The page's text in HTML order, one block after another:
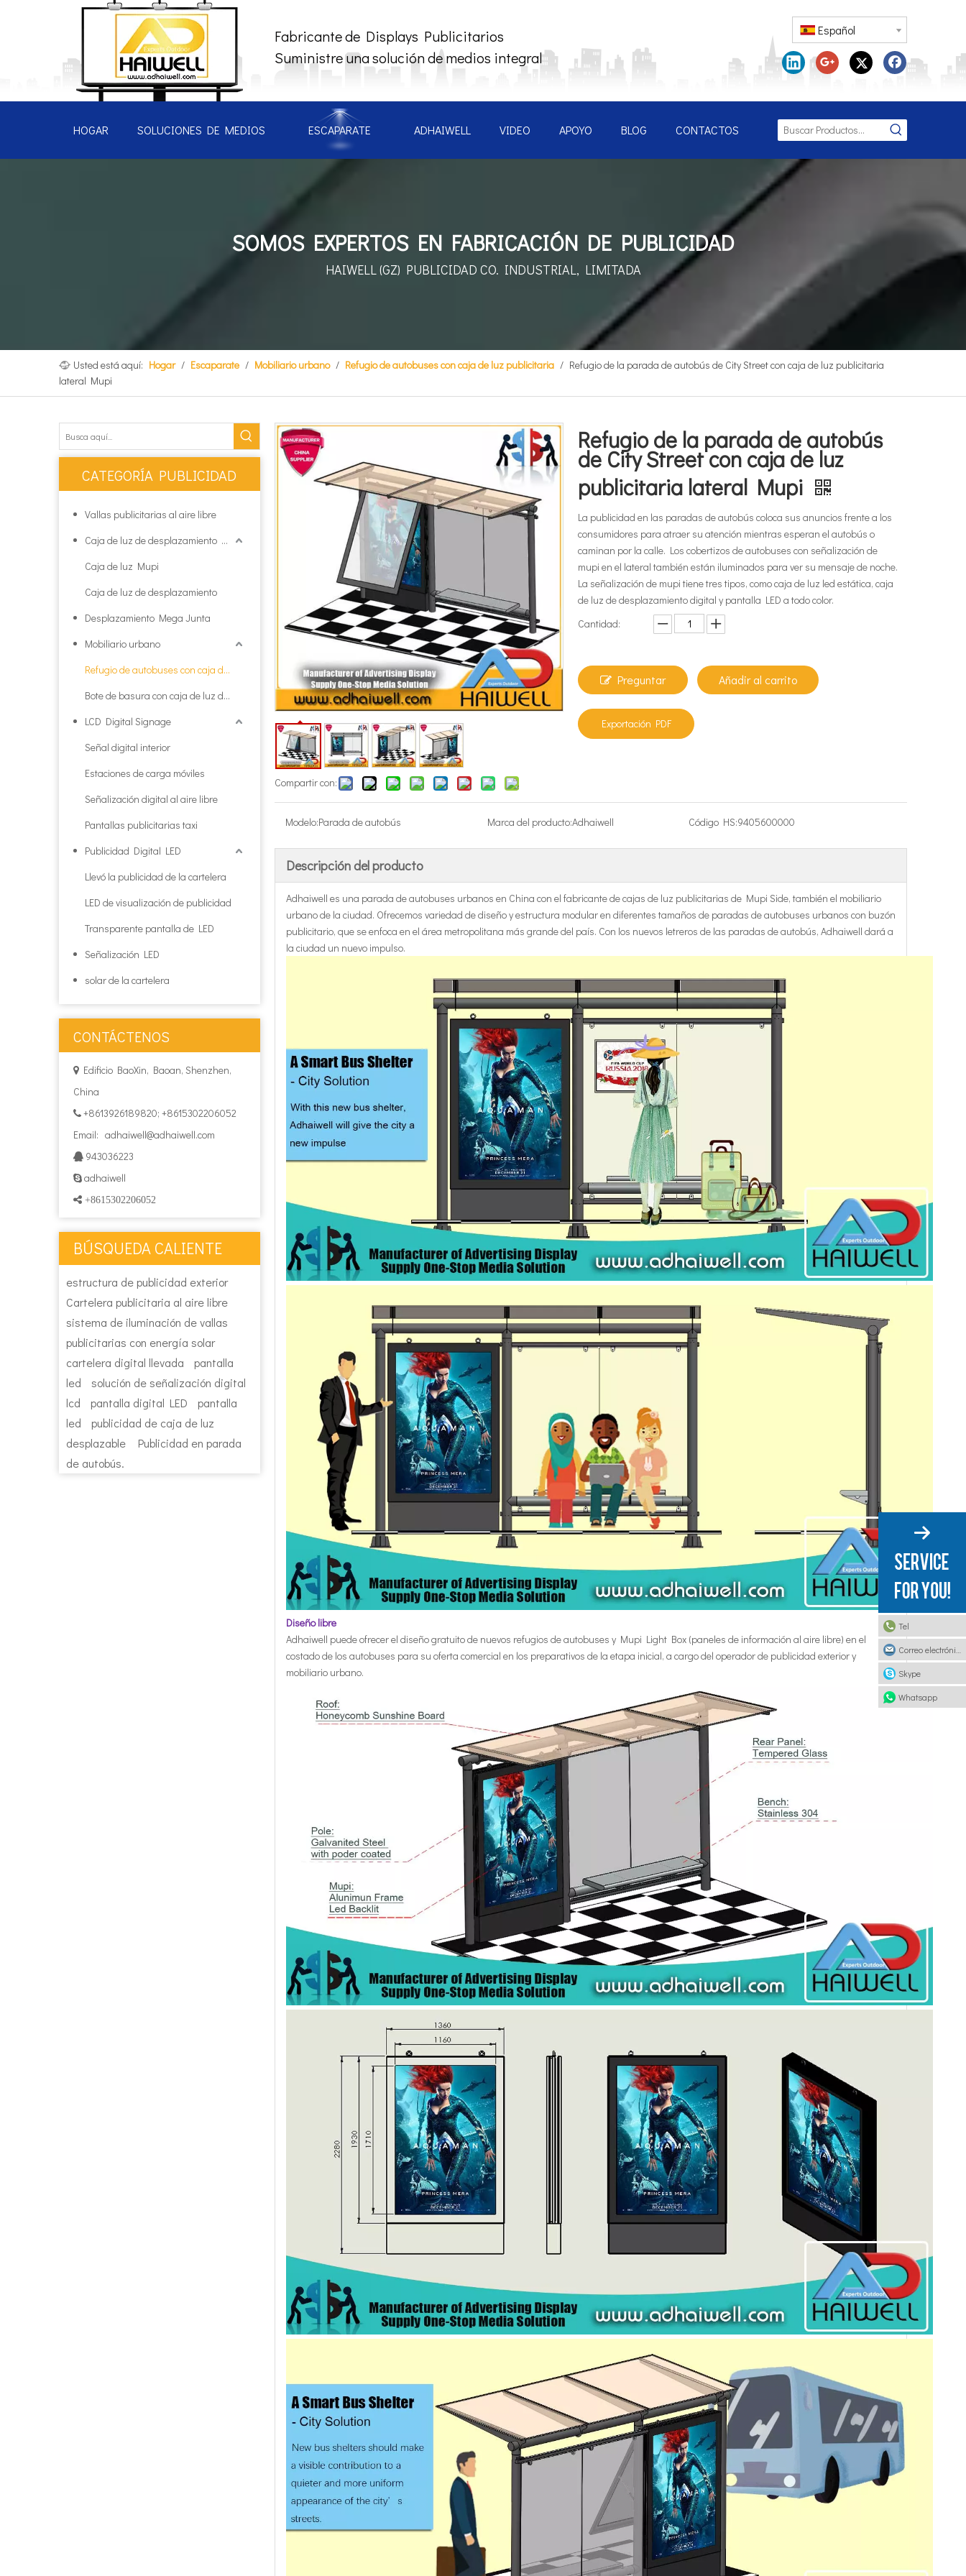
Fabricante de Displays Publicitarios
Suministre una solución de medios integral
Español
HOGAR SOLUCIONES DE MEDIOS ESCAPARATE ADHAIWELL VIDEO APOYO BLOG CONTACTOS
SOMOS EXPERTOS EN FABRICACIÓN DE PUBLICIDAD
HAIWELL (GZ) PUBLICIDAD CO. INDUSTRIAL, LIMITADA
Usted está aquí: Hogar / Escaparate / Mobiliario urbano / Refugio de autobuses con caja de luz publicitaria / Refugio de la parada de autobús de City Street con caja de luz publicitaria
lateral Mupi
CATEGORÍA PUBLICIDAD
Vallas publicitarias al aire libre
Caja de luz de desplazamiento Mupi
Caja de luz Mupi
Caja de luz de desplazamiento
Desplazamiento Mega Junta
Mobiliario urbano
Refugio de autobuses con caja de luz publicitaria
Bote de basura con caja de luz de publicidad
LCD Digital Signage
Señal digital interior
Estaciones de carga móviles
Señalización digital al aire libre
Pantallas publicitarias taxi
Publicidad Digital LED
Llevó la publicidad de la cartelera
LED de visualización de publicidad
Transparente pantalla de LED
Señalización LED
solar de la cartelera
CONTÁCTENOS
 Edificio BaoXin, Baoan, Shenzhen,
China
 +8613926189820; +8615302206052
Email: adhaiwell@adhaiwell.com
 943036223
 adhaiwell
 +8615302206052
BÚSQUEDA CALIENTE
estructura de publicidad exterior
Cartelera publicitaria al aire libre
sistema de iluminación de vallas
publicitarias con energía solar
cartelera digital llevada
pantalla
led
solución de señalización digital
lcd
pantalla digital LED
pantalla
led
publicidad de caja de luz
desplazable
Publicidad en parada
de autobús.
Compartir con:
Refugio de la parada de autobús
de City Street con caja de luz
publicitaria lateral Mupi
La publicidad en las paradas de autobús coloca sus anuncios frente a los
consumidores para atraer su atención mientras esperan el autobús o
caminan por la calle. Los cobertizos de autobuses con señalización de
mupi en el lateral también están iluminados para ver su mensaje de noche.
La señalización de mupi tiene tres tipos, como caja de luz led estática, caja
de luz de desplazamiento digital y pantalla LED a todo color.
Cantidad:
Preguntar Añadir al carrito
Exportación PDF
Modelo:Parada de autobús Marca del producto:Adhaiwell Código HS:9405600000
Descripción del producto
Adhaiwell es una parada de autobuses urbanos en China con el fabricante de cajas de luz publicitarias de Mupi Side, también el mobiliario
urbano de la ciudad. Ofrecemos variedad de diseño y estructura modular en diferentes tamaños de paradas de autobuses urbanos con buzón
publicitario, que se enfoca en el área metropolitana más grande del país. Con los nuevos letreros de las paradas de autobús, Adhaiwell dará a
la ciudad un nuevo impulso.
Diseño libre
Adhaiwell puede ofrecer el diseño gratuito de nuevos refugios de autobuses y Mupi Light Box (paneles de información al aire libre) en el
costado de los autobuses para su oferta comercial en los preparativos de la etapa inicial, a cargo del operador de publicidad exterior y
mobiliario urbano.
Tel
Skype
Whatsapp